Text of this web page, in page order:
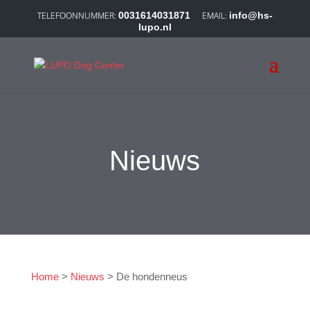
0031614031871
info@hs-
lupo.nl
Nieuws
Home> Nieuws > De hondenneus